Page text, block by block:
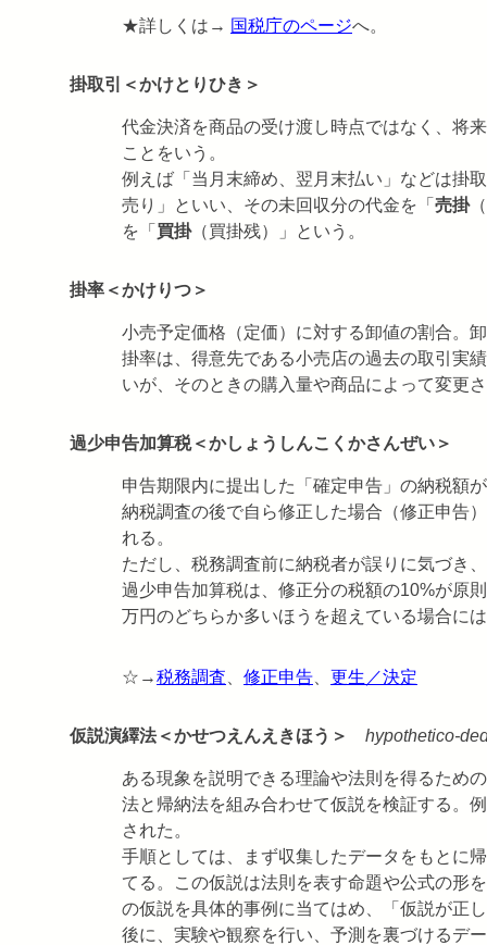
★詳しくは→ 国税庁のページへ。
掛取引＜かけとりひき＞
代金決済を商品の受け渡し時点ではなく、将
ことをいう。
例えば「当月末締め、翌月末払い」などは掛
売り」といい、その未回収分の代金を「 売掛
を「 買掛（買掛残）」という。
掛率＜かけりつ＞
小売予定価格（定価）に対する卸値の割合。
掛率は、得意先である小売店の過去の取引実
いが、そのときの購入量や商品によって変更
過少申告加算税＜かしょうしんこくかさんぜい＞
申告期限内に提出した「確定申告」の納税額
納税調査の後で自ら修正した場合（修正申告
れる。
ただし、税務調査前に納税者が誤りに気づき
過少申告加算税は、修正分の税額の10%が原
万円のどちらか多いほうを超えている場合に
☆→税務調査 修正申告 更生／決定
仮説演繹法＜かせつえんえきほう＞ hypothetico-
ある現象を説明できる理論や法則を得るため
法と帰納法を組み合わせて仮説を検証する。
された。
手順としては、まず収集したデータをもとに
てる。この仮説は法則を表す命題や公式の形
の仮説を具体的事例に当てはめ、「仮説が正
後に、実験や観察を行い、予測を裏づけるデ